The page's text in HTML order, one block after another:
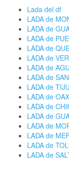
Lada del df
LADA de
LADA de
LADA de
LADA de
LADA de
LADA de
LADA de
LADA de
LADA de
LADA de
LADA de
LADA de
LADA de
LADA de
LADA de